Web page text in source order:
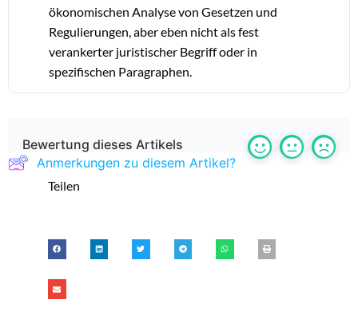
ökonomischen Analyse von Gesetzen und
Regulierungen, aber eben nicht als fest
verankerter juristischer Begriff oder in
spezifischen Paragraphen.
Bewertung dieses Artikels
Anmerkungen zu diesem Artikel?
Teilen